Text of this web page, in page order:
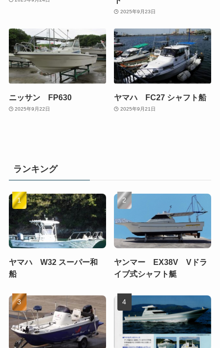
2025年9月23日
ニッサン FP630
2025年9月22日
ヤマハ FC27 シャフト船
2025年9月21日
ランキング
ヤマハ W32 スーパー和
船
ヤンマー EX38V Vドラ
イブ式シャフト艇